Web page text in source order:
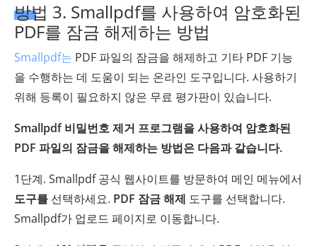
방법 3. Smallpdf를 사용하여 암호화된
PDF를 잠금 해제하는 방법
Smallpdf는 PDF 파일의 잠금을 해제하고 기타 PDF 기능
을 수행하는 데 도움이 되는 온라인 도구입니다. 사용하기
위해 등록이 필요하지 않은 무료 평가판이 있습니다.
Smallpdf 비밀번호 제거 프로그램을 사용하여 암호화된
PDF 파일의 잠금을 해제하는 방법은 다음과 같습니다.
1단계. Smallpdf 공식 웹사이트를 방문하여 메인 메뉴에서
도구를 선택하세요. PDF 잠금 해제 도구를 선택합니다.
Smallpdf가 업로드 페이지로 이동합니다.